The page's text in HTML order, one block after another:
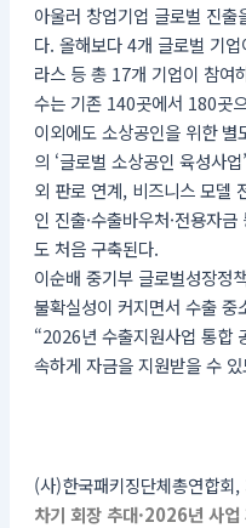
아울러 창업기업 글로벌 진
다. 올해보다 4개 글로벌 기
라스 등 총 17개 기업이 참여
수는 기존 140곳에서 180곳
이외에도 소상공인을 위한
의 ‘글로벌 소상공인 육성사
외 판로 연계, 비즈니스 모델
인 진출·수출바우처·전용자
도 처음 구축된다.
이순배 중기부 글로벌성장정
불확실성이 커지면서 수출 중
“2026년 수출지원사업 통합
속하게 자금을 지원받을 수
(사)한국패키징단체총연합회
차기 회장 추대·2026년 사업